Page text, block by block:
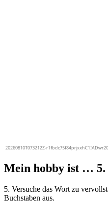
Mein hobby ist … 5.
5. Versuche das Wort zu
Buchstaben aus.